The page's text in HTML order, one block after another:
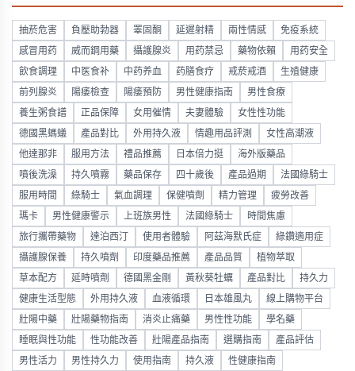
抽菸危害 負壓助勃器 睪固酮 延遲射精 兩性情感 免疫系統
感冒用药 威而鋼用藥 攝護腺炎 用药禁忌 藥物依賴 用药安全
飲食調理 中医食补 中药养血 药膳食疗 戒菸戒酒 生殖健康
前列腺炎 陽痿檢查 陽痿預防 男性健康指南 男性食療
養生粥食譜 正品保障 女用催情 夫妻體驗 女性性功能
德國黑螞蟻 產品對比 外用持久液 情趣用品評測 女性高潮液
他達那非 服用方法 禮品推薦 日本倍力挺 海外版藥品
噴後洗澡 持久噴霧 藥品保存 四十歲後 產品過期 法國綠騎士
服用時間 綠騎士 氣血調理 保健噴劑 精力管理 疲勞改善
瑪卡 男性健康警示 上班族男性 法國綠騎士 時間焦慮
旅行攜帶藥物 達泊西汀 使用者體驗 阿茲海默氏症 綠鑽適用症
攝護腺保養 持久噴劑 印度藥品推薦 產品品質 植物萃取
草本配方 延時噴劑 德國黑金剛 黃秋葵牡蠣 產品對比 持久力
健康生活型態 外用持久液 血液循環 日本雄風丸 線上購物平台
壯陽中藥 壯陽藥物指南 消炎止痛藥 男性性功能 學名藥
睡眠與性功能 性功能改善 壯陽產品指南 選購指南 產品評估
男性活力 男性持久力 使用指南 持久液 性健康指南